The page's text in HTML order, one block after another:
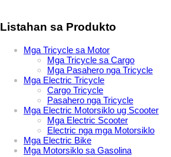
Listahan sa Produkto
Mga Tricycle sa Motor
Mga Tricycle sa Cargo
Mga Pasahero nga Tricycle
Mga Electric Tricycle
Cargo Tricycle
Pasahero nga Tricycle
Mga Electric Motorsiklo ug Scooter
Mga Electric Scooter
Electric nga mga Motorsiklo
Mga Electric Bike
Mga Motorsiklo sa Gasolina